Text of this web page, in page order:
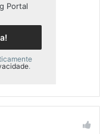
Portal
.